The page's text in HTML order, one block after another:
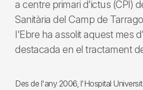
a centre primari d'ictus (CPI)
Sanitària del Camp de
l'Ebre ha assolit aquest mes
destacada en el tractament
Des de l'any 2006, l'Hospital